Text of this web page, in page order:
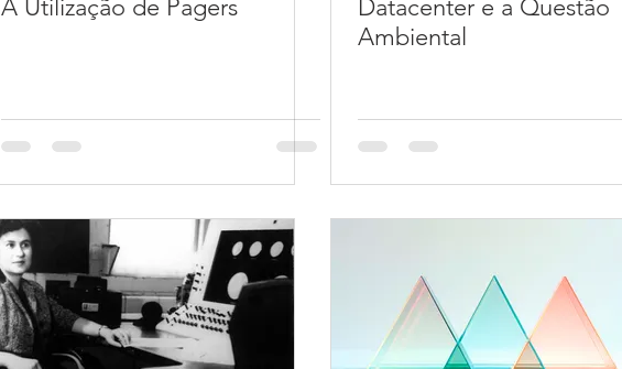
A Utilização de Pagers
Datacenter e a Questão
Ambiental